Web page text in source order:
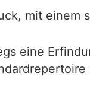
mit
eine